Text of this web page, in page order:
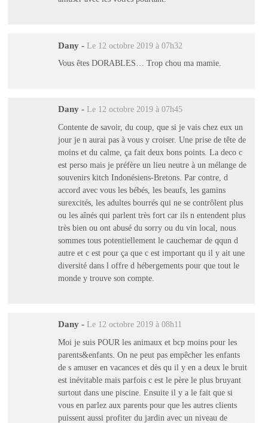
Dany - Le 12 octobre 2019 à 07h32
Vous êtes DORABLES… Trop chou ma mamie.
Dany - Le 12 octobre 2019 à 07h45
Contente de savoir, du coup, que si je vais chez eux un
jour je n aurai pas à vous y croiser. Une prise de tête de
moins et du calme, ça fait deux bons points. La deco c
est perso mais je préfère un lieu neutre à un mélange de
souvenirs kitch Indonésiens-Bretons. Par contre, d
accord avec vous les bébés, les beaufs, les gamins
surexcités, les adultes bourrés qui ne se contrôlent plus
ou les aînés qui parlent très fort car ils n entendent plus
très bien ou ont abusé du sorry ou du vin local, nous
sommes tous potentiellement le cauchemar de qqun d
autre et c est pour ça que c est important qu il y ait une
diversité dans l offre d hébergements pour que tout le
monde y trouve son compte.
Dany - Le 12 octobre 2019 à 08h11
Moi je suis POUR les animaux et bcp moins pour les
parents&enfants. On ne peut pas empêcher les enfants
de s amuser en vacances et dès qu il y en a deux le bruit
est inévitable mais parfois c est le père le plus bruyant
surtout dans une piscine. Ensuite il y a le fait que si
vous en parlez aux parents pour que les autres clients
puissent aussi profiter du jardin avec un niveau de